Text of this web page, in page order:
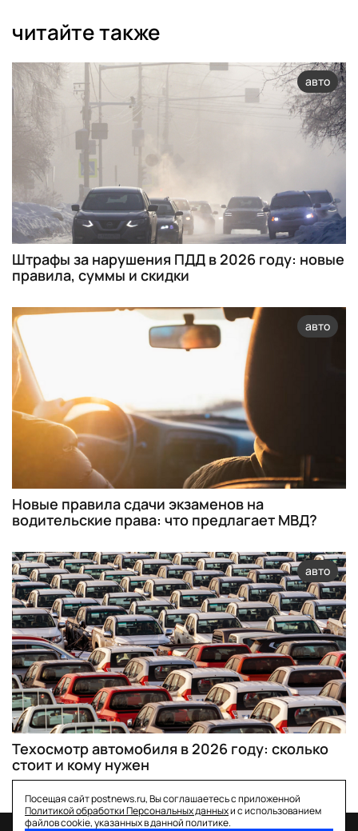
читайте также
авто
Штрафы за нарушения ПДД в 2026 году: новые
правила, суммы и скидки
авто
Новые правила сдачи экзаменов на
водительские права: что предлагает МВД?
авто
Техосмотр автомобиля в 2026 году: сколько
стоит и кому нужен
Посещая сайт postnews.ru, Вы соглашаетесь с приложенной
Политикой обработки Персональных данныхи с использованием
файлов cookie, указанных в данной политике.